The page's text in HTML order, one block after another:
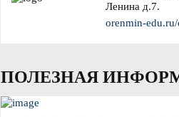
Ленина д.7.
orenmin-
ПОЛЕЗНАЯ